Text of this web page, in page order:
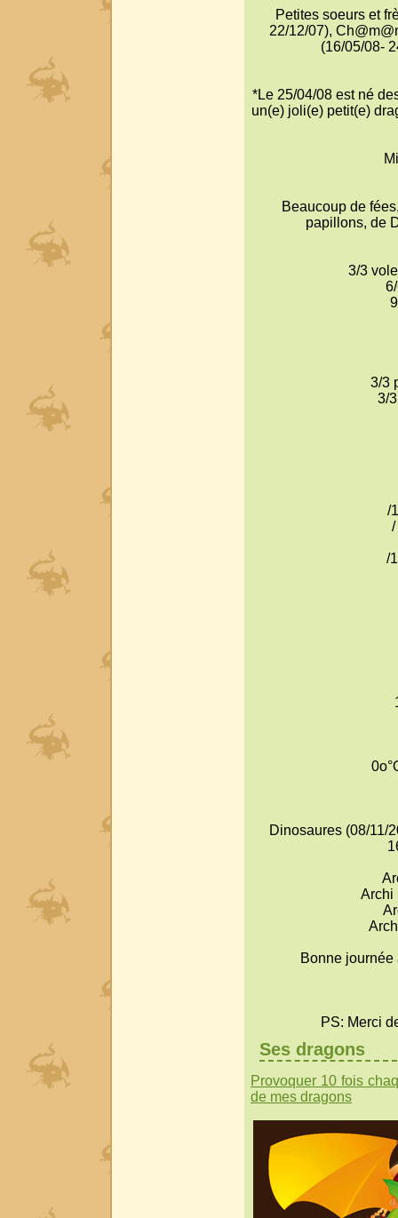
Petites soeurs et
22/12/07),
(16/05/08-
*Le 25/04/08 est né
un(e) joli(e) petit(e)
Beaucoup de
papillons, de
3/3
3/3
3/
/
/
/
Dinosaures (08/11/
Archi
Bonne journée
PS: Merci
Ses dragons
Provoquer 10 fois
de mes dragons